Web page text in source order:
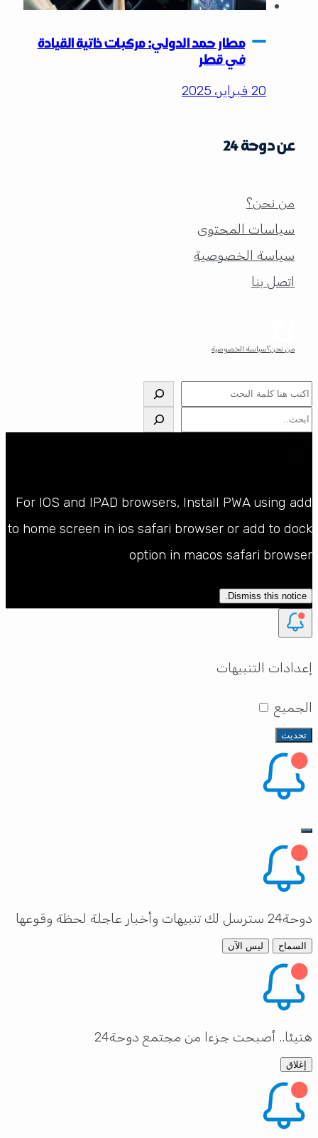
مطار حمد الدولي: مركبات ذاتية القيادة
في قطر
20 فبراير، 2025
عن دوحة 24
من نحن؟
سياسات المحتوى
سياسة الخصوصية
اتصل بنا
من نحن؟سياسة الخصوصية
البحث
البحث
For IOS and IPAD browsers, Install PWA using add
to home screen in ios safari browser or add to dock
option in macos safari browser
Dismiss this notice.
إعدادات التنبيهات
الجميع
تحديث
دوحة24 سترسل لك تنبيهات وأخبار عاجلة لحظة وقوعها
السماح ليس الآن
هنيئا.. أصبحت جزءا من مجتمع دوحة24
إغلاق